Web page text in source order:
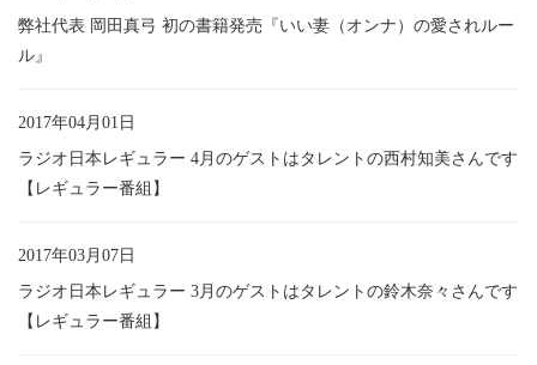
弊社代表 岡田真弓 初の書籍発売『いい妻（オンナ）の愛されルー
ル』
2017年04月01日
ラジオ日本レギュラー 4月のゲストはタレントの西村知美さんです
【レギュラー番組】
2017年03月07日
ラジオ日本レギュラー 3月のゲストはタレントの鈴木奈々さんです
【レギュラー番組】